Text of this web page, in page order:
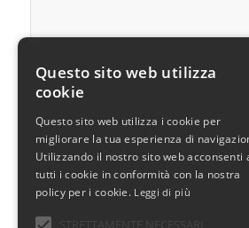
Questo sito web utilizza
cookie
Questo sito web utilizza i cookie per
migliorare la tua esperienza di
Utilizzando il nostro sito web acconsenti
tutti i cookie in conformità con la nostra
policy per i cookie. Leggi di più